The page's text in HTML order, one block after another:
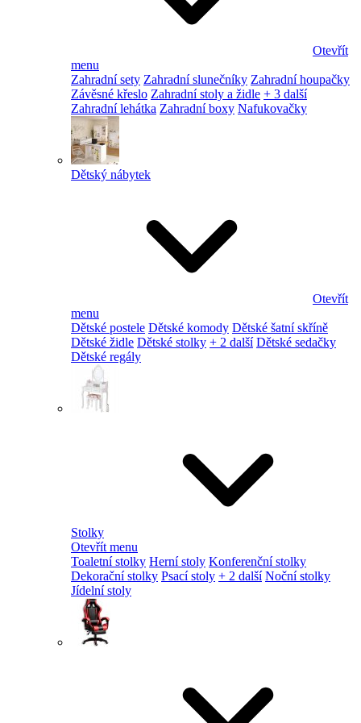
Otevřít
menu
Zahradní sety Zahradní slunečníky Zahradní houpačky
Závěsné křeslo Zahradní stoly a židle + 3 další
Zahradní lehátka Zahradní boxy Nafukovačky
Dětský nábytek
Otevřít
menu
Dětské postele Dětské komody Dětské šatní skříně
Dětské židle Dětské stolky + 2 další Dětské sedačky
Dětské regály
Stolky
Otevřít menu
Toaletní stolky Herní stoly Konferenční stolky
Dekorační stolky Psací stoly + 2 další Noční stolky
Jídelní stoly